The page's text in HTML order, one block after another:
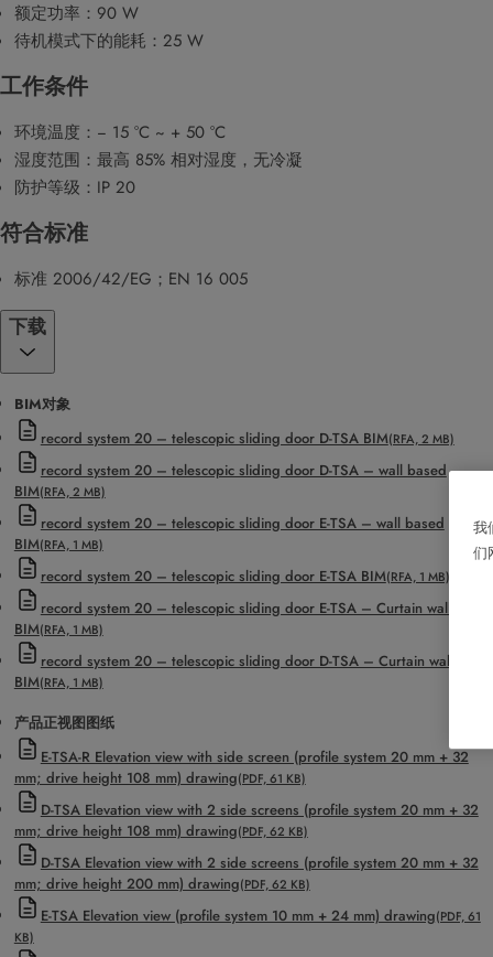
额定功率：90 W
待机模式下的能耗：25 W
工作条件
环境温度：− 15 °C ~ + 50 °C
湿度范围：最高 85% 相对湿度，无冷凝
防护等级：IP 20
符合标准
标准 2006/42/EG；EN 16 005
下载
BIM对象
record system 20 – telescopic sliding door D-TSA BIM(RFA, 2 MB)
record system 20 – telescopic sliding door D-TSA – wall based
BIM(RFA, 2 MB)
record system 20 – telescopic sliding door E-TSA – wall based
BIM(RFA, 1 MB)
record system 20 – telescopic sliding door E-TSA BIM(RFA, 1 MB)
record system 20 – telescopic sliding door E-TSA – Curtain wall panel
BIM(RFA, 1 MB)
record system 20 – telescopic sliding door D-TSA – Curtain wall panel
BIM(RFA, 1 MB)
产品正视图图纸
E-TSA-R Elevation view with side screen (profile system 20 mm + 32
mm; drive height 108 mm) drawing(PDF, 61 KB)
D-TSA Elevation view with 2 side screens (profile system 20 mm + 32
mm; drive height 108 mm) drawing(PDF, 62 KB)
D-TSA Elevation view with 2 side screens (profile system 20 mm + 32
mm; drive height 200 mm) drawing(PDF, 62 KB)
E-TSA Elevation view (profile system 10 mm + 24 mm) drawing(PDF, 61
KB)
我
们